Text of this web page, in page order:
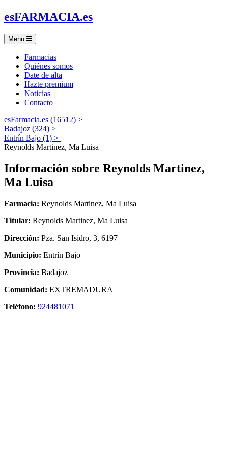
esFARMACIA.es
Menu
Farmacias
Quiénes somos
Date de alta
Hazte premium
Noticias
Contacto
esFarmacia.es (16512) >
Badajoz (324) >
Entrín Bajo (1) >
Reynolds Martinez, Ma Luisa
Información sobre Reynolds Martinez,
Ma Luisa
Farmacia: Reynolds Martinez, Ma Luisa
Titular: Reynolds Martinez, Ma Luisa
Dirección: Pza. San Isidro, 3, 6197
Municipio: Entrín Bajo
Provincia: Badajoz
Comunidad: EXTREMADURA
Teléfono: 924481071